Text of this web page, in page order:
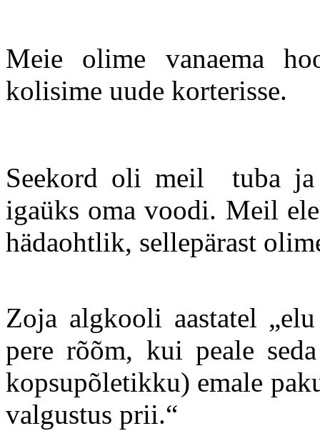
Meie olime vanaema
kolisime uude korterisse.
Seekord oli meil tuba
igaüks oma voodi. Meil
hädaohtlik, sellepärast
Zoja algkooli aastatel
pere rõõm, kui peale
kopsupõletikku) emale
valgustus prii.“